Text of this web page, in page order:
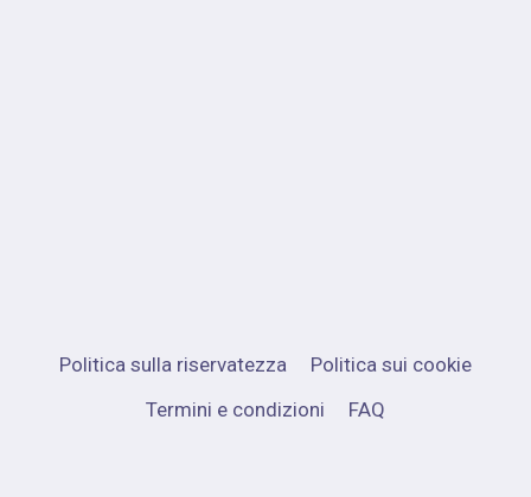
Politica sulla riservatezza
Politica sui cookie
Termini e condizioni
FAQ